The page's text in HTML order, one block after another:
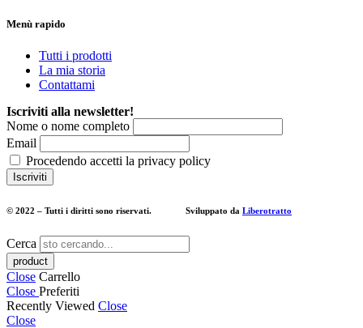
Menù rapido
Tutti i prodotti
La mia storia
Contattami
Iscriviti alla newsletter!
Nome o nome completo
Email
Procedendo accetti la privacy policy
© 2022 – Tutti i diritti sono riservati. Sviluppato da Liberotratto
Cerca
Close Carrello
Close Preferiti
Recently Viewed Close
Close